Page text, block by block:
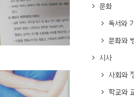
문화
독서와
문화와
시사
사회와
학교와